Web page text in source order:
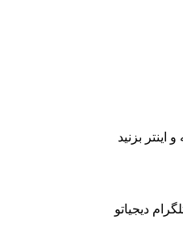
بزنید
دیجیاتو